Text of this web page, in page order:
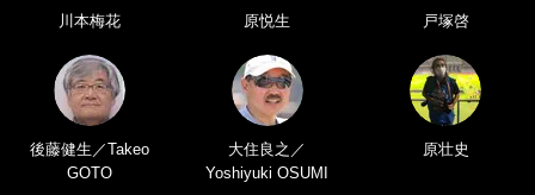
川本梅花 原悦生 戸塚啓
後藤健生／Takeo
GOTO
大住良之／
Yoshiyuki OSUMI
原壮史